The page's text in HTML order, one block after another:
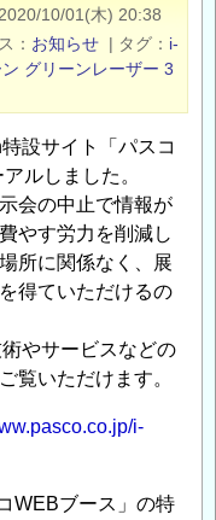
2020/10/01(木) 20:38
お知らせ | タグ
i-
グリーンレーザー 3
設サイト「パスコ
ルしました。
会の中止で情報が
やす労力を削減し
所に関係なく、展
得ていただけるの
やサービスなどの
覧いただけます。
i-
WEBブース」の特